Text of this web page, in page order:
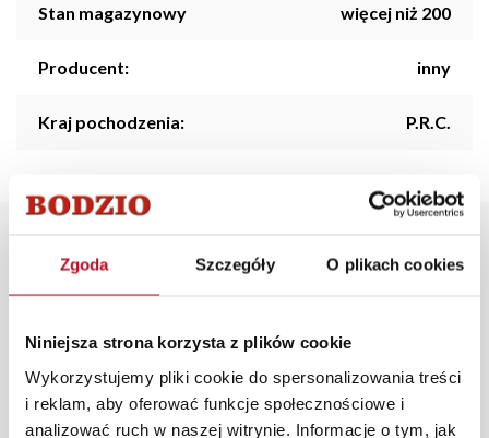
Zgoda Szczegóły O plikach cookies
Niniejsza strona korzysta z plików cookie
Wykorzystujemy pliki cookie do spersonalizowania treści
i reklam, aby oferować funkcje społecznościowe i
analizować ruch w naszej witrynie. Informacje o tym, jak
Stan magazynowy więcej niż 200
Producent: inny
Kraj pochodzenia: P.R.C.
Opis produktu
elegancki komplet, który pozwala stworzyć w domu
prawdziwego wosku w subtelnym beżowym kolorze,
prezentują się naturalnie i stylowo, świetnie pasując